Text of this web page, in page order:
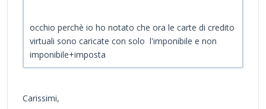
occhio perchè io ho notato che ora le carte di credito
virtuali sono caricate con solo l'imponibile e non
imponibile+imposta
Carissimi,